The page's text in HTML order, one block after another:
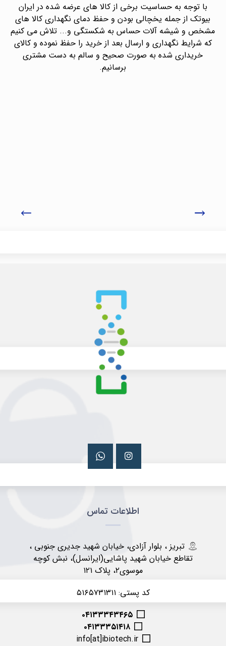
با توجه به حساسیت برخی از کالا های عرضه شده در ایران
بیوتک از جمله یخچالی بودن و حفظ دمای نگهداری کالا های
مشخص و شیشه آلات حساس به شکستگی و... تلاش می کنیم
که شرایط نگهداری و ارسال بعد از خرید را حفظ نموده و کالای
خریداری شده به صورت صحیح و سالم به دست مشتری
برسانیم.
اطلاعات تماس
تبریز ، بلوار آزادی، خیابان شهید جدیری جنوبی ،
تقاطع خیابان شهید پاشایی(ایرانسل)، نبش کوچه
موسوی۲، پلاک ۱۲۱
کد پستی: ۵۱۶۵۷۳۱۳۱۱
۰۴۱۳۳۳۴۳۴۶۵
۰۴۱۳۳۳۵۱۴۱۸
info[at]ibiotech.ir